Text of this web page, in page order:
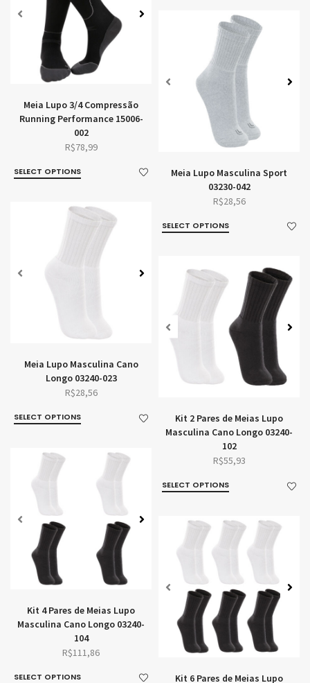
Meia Lupo 3/4 Compressão
Running Performance 15006-
002
R$78,99
SELECT OPTIONS
Meia Lupo Masculina Sport
03230-042
R$28,56
SELECT OPTIONS
Meia Lupo Masculina Cano
Longo 03240-023
R$28,56
SELECT OPTIONS
Kit 2 Pares de Meias Lupo
Masculina Cano Longo 03240-
102
R$55,93
SELECT OPTIONS
Kit 4 Pares de Meias Lupo
Masculina Cano Longo 03240-
104
R$111,86
SELECT OPTIONS Kit 6 Pares de Meias Lupo